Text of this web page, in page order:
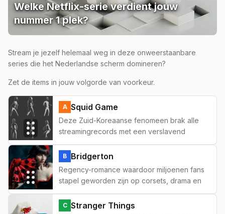
Welke Netflix-serie verdient jouw
nummer 1 plek?
Stream je jezelf helemaal weg in deze onweerstaanbare
series die het Nederlandse scherm domineren?
Zet de items in jouw volgorde van voorkeur.
A Squid Game
Deze Zuid-Koreaanse fenomeen brak alle
streamingrecords met een verslavend
survival-plot en diepgaande menselijke
drama's.
B Bridgerton
Regency-romance waardoor miljoenen fans
stapel geworden zijn op corsets, drama en
de Bridgerton-clan in al hun glorie.
C Stranger Things